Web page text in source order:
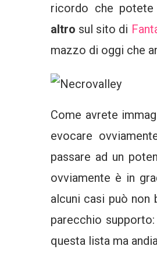
ricordo che
altro sul sito di
mazzo di oggi che
Come avrete
evocare
passare ad un
ovviamente è in
alcuni casi può non
parecchio
questa lista ma